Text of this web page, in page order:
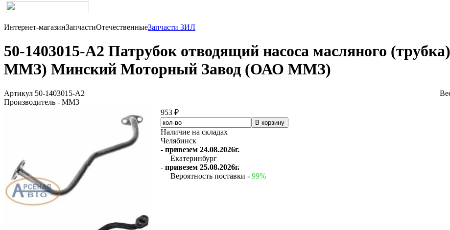
Интернет-магазинЗапчастиОтечественныеЗапчасти ЗИЛ
50-1403015-А2 Патрубок отводящий насоса масляного
ММЗ) Минский Моторный Завод (ОАО ММЗ)
Артикул 50-1403015-А2
Производитель - ММЗ
953 ₽
Наличие на складах
Челябинск
- привезем 24.08.2026г.
Екатеринбург
- привезем 25.08.2026г.
Вероятность поставки - 99%